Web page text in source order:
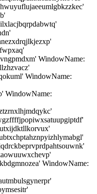
WindowName:
WindowName:
WindowName:
WindowName: